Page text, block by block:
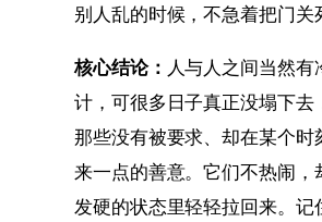
别人乱的时候，不急着把门关
核心结论： 人与人之间当然有
计，可很多日子真正没塌下去
那些没有被要求、却在某个时
来一点的善意。它们不热闹，
发硬的状态里轻轻拉回来。记